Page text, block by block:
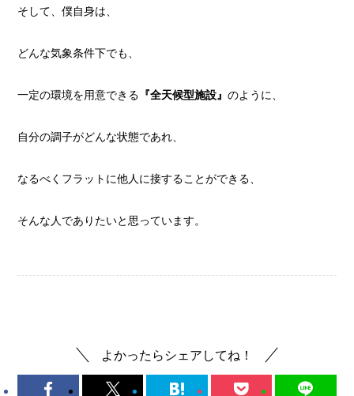
そして、僕自身は、
どんな気象条件下でも、
一定の環境を用意できる 『全天候型施設』のように、
自分の調子がどんな状態であれ、
なるべくフラットに他人に接することができる、
そんな人でありたいと思っています。
よかったらシェアしてね！